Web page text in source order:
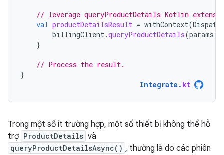
// leverage queryProductDetails Kotlin
val productDetailsResult = withContext(
billingClient.queryProductDetails(params
}
// Process the result.
}
Integrate . kt
Trong một số ít trường hợp, một số thiết bị không thể hỗ
trợ ProductDetails và
queryProductDetailsAsync() , thường là do các phiên